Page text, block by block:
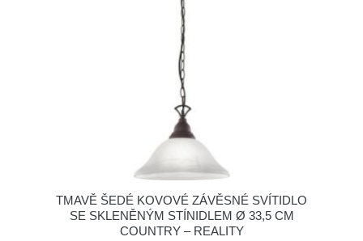
TMAVĚ ŠEDÉ KOVOVÉ ZÁVĚSNÉ SVÍTIDLO
SE SKLENĚNÝM STÍNIDLEM Ø 33,5 CM
COUNTRY – REALITY